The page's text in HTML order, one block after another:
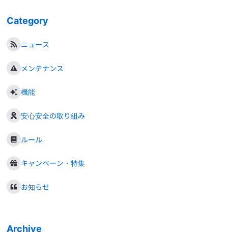
Category
ニュース
メンテナンス
機能
安心安全の取り組み
ルール
キャンペーン・特集
お知らせ
Archive